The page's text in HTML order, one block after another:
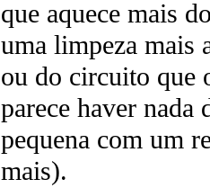
que aquece mais
uma limpeza mais
ou do circuito que
parece haver
pequena com um
mais).